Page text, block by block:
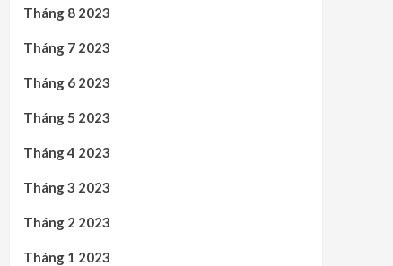
Tháng 8 2023
Tháng 7 2023
Tháng 6 2023
Tháng 5 2023
Tháng 4 2023
Tháng 3 2023
Tháng 2 2023
Tháng 1 2023